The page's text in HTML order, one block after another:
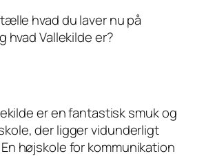
hvad du laver nu på
hvad Vallekilde er?
er en fantastisk smuk og
der ligger vidunderligt
højskole for kommunikation